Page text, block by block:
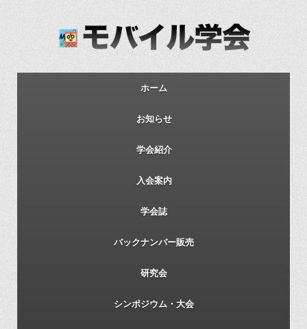
ホーム
お知らせ
学会紹介
入会案内
学会誌
バックナンバー販売
研究会
シンポジウム・大会